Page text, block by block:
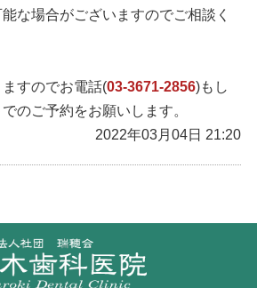
な場合がございますのでご相談く
すのでお電話(03-3671-2856)もし
でのご予約をお願いします。
2022年03月04日 21:20